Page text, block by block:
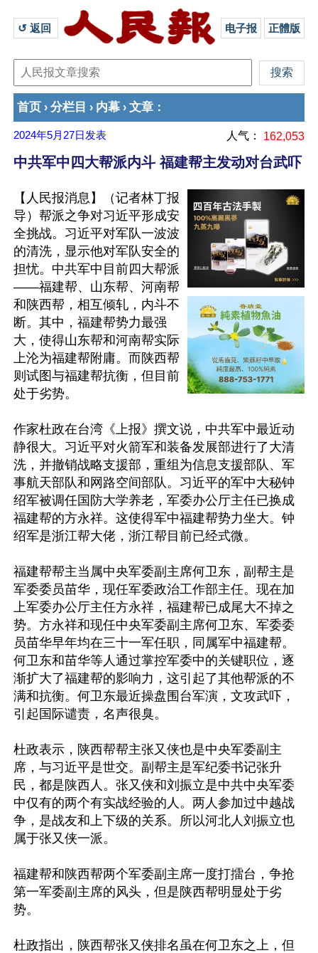
↺ 返回 电子报 正體版
首页 › 分栏目 › 内幕 › 文章 ：
2024年5月27日 发表 人气： 162,053
中共军中四大帮派内斗 福建帮主发动对台武吓
【人民报消息】（记者林丁报
导）帮派之争对习近平形成安
全挑战。习近平对军队一波波
的清洗，显示他对军队安全的
担忧。中共军中目前四大帮派
——福建帮、山东帮、河南帮
和陕西帮，相互倾轧，内斗不
断。其中，福建帮势力最强
大，使得山东帮和河南帮实际
上沦为福建帮附庸。而陕西帮
则试图与福建帮抗衡，但目前
处于劣势。
作家杜政在台湾《上报》撰文说，中共军中最近动
静很大。习近平对火箭军和装备发展部进行了大清
洗，并撤销战略支援部，重组为信息支援部队、军
事航天部队和网路空间部队。习近平的军中大秘钟
绍军被调任国防大学养老，军委办公厅主任已换成
福建帮的方永祥。这使得军中福建帮势力坐大。钟
绍军是浙江帮大佬，浙江帮目前已经式微。
福建帮帮主当属中央军委副主席何卫东，副帮主是
军委委员苗华，现任军委政治工作部主任。现在加
上军委办公厅主任方永祥，福建帮已成尾大不掉之
势。方永祥和现任中央军委副主席何卫东、军委委
员苗华早年均在三十一军任职，同属军中福建帮。
何卫东和苗华等人通过掌控军委中的关键职位，逐
渐扩大了福建帮的影响力，这引起了其他帮派的不
满和抗衡。何卫东最近操盘围台军演，文攻武吓，
引起国际谴责，名声很臭。
杜政表示，陕西帮帮主张又侠也是中央军委副主
席，与习近平是世交。副帮主是军纪委书记张升
民，都是陕西人。张又侠和刘振立是中共中央军委
中仅有的两个有实战经验的人。两人参加过中越战
争，是战友和上下级的关系。所以河北人刘振立也
属于张又侠一派。
福建帮和陕西帮两个军委副主席一度打擂台，争抢
第一军委副主席的风头，但是陕西帮明显处于劣
势。
杜政指出，陕西帮张又侠排名虽在何卫东之上，但